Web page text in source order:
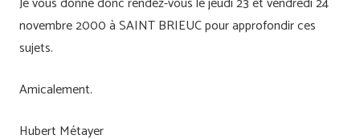
novembre 2000 à SAINT BRIEUC pour approfondir ces
sujets.
Amicalement.
Hubert Métayer